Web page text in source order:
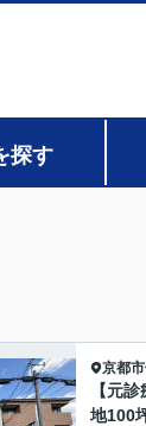
探す
京都
【元
地100